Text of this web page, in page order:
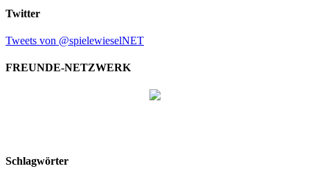
Twitter
Tweets von @spielewieselNET
FREUNDE-NETZWERK
Schlagwörter